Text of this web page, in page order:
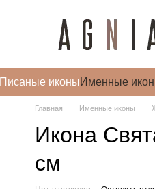
Писаные иконыИменные
Главная Именные иконы
Икона
см